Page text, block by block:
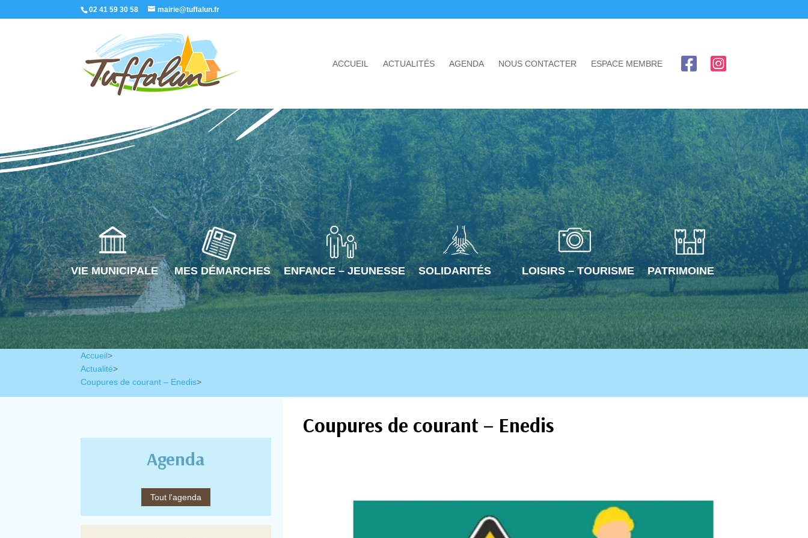
02 41 59 30 58 mairie@tuffalun.fr
ACCUEIL ACTUALITÉS AGENDA NOUS CONTACTER ESPACE MEMBRE
VIE MUNICIPALE MES DÉMARCHES ENFANCE – JEUNESSE SOLIDARITÉS LOISIRS – TOURISME PATRIMOINE
Accueil>
Actualité>
Coupures de courant – Enedis>
Agenda
Tout l'agenda
Coupures de courant – Enedis